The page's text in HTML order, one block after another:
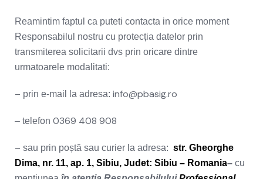
Reamintim faptul ca puteti contacta in orice moment
Responsabilul nostru cu protecția datelor prin
transmiterea solicitarii dvs prin oricare dintre
urmatoarele modalitati:
– prin e-mail la adresa: info@pbasig.ro
– telefon 0369 408 908
– sau prin poștă sau curier la adresa: str. Gheorghe
Dima, nr. 11, ap. 1, Sibiu, Judet: Sibiu – Romania– cu